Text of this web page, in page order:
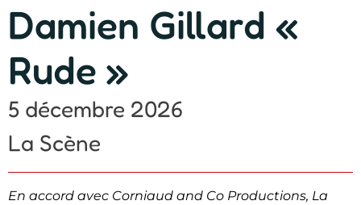
Damien Gillard «
Rude »
5 décembre 2026
La Scène
En accord avec Corniaud and Co Productions, La